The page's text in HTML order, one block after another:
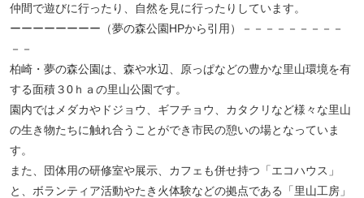
仲間で遊びに行ったり、自然を見に行ったりしています。
ーーーーーーーー（夢の森公園HPから引用）－－－－－－－－－
－－
柏崎・夢の森公園は、森や水辺、原っぱなどの豊かな里山環境を有
する面積３0ｈａの里山公園です。
園内ではメダカやドジョウ、ギフチョウ、カタクリなど様々な里山
の生き物たちに触れ合うことができ市民の憩いの場となっていま
す。
また、団体用の研修室や展示、カフェも併せ持つ「エコハウス」
と、ボランティア活動やたき火体験などの拠点である「里山工房」